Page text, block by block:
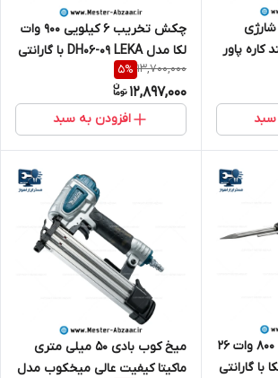
ولت چند کاره پاور
سبد
چکش تخریب 6 کیلویی 900 وات
لکا مدل DH06-09 LEKA با گارانتی
13,700,000
5%
12,897,000
افزودن به سبد
دریل تخریب بتن کن 800 وات 26
گارانتی
میخ کوب بادی 50 میلی متری
ماکیتا کیفیت عالی میخکوب مدل